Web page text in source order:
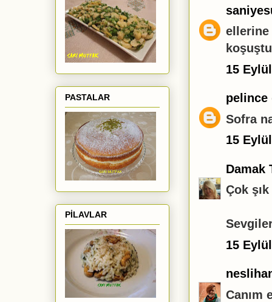
ellerine
15
pelince
Sofra
15
Damak
Çok
15
Canım
PASTALAR
PİLAVLAR